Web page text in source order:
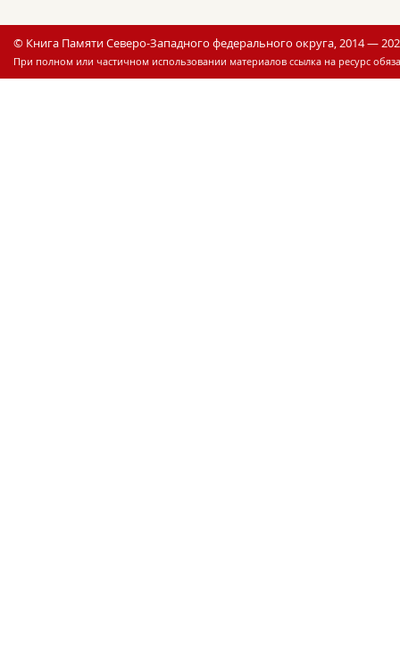
© Книга Памяти Северо-Западного федерального округа, 2014 —
При полном или частичном использовании материалов ссылка на ресурс